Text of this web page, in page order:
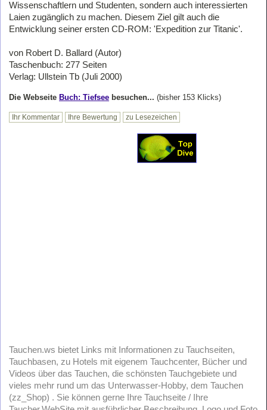
Wissenschaftlern und Studenten, sondern auch interessierten
Laien zugänglich zu machen. Diesem Ziel gilt auch die
Entwicklung seiner ersten CD-ROM: 'Expedition zur Titanic'.
von Robert D. Ballard (Autor)
Taschenbuch: 277 Seiten
Verlag: Ullstein Tb (Juli 2000)
Die Webseite Buch: Tiefsee besuchen... (bisher 153 Klicks)
Ihr Kommentar Ihre Bewertung zu Lesezeichen
Tauchen.ws bietet Links mit Informationen zu Tauchseiten,
Tauchbasen, zu Hotels mit eigenem Tauchcenter, Bücher und
Videos über das Tauchen, die schönsten Tauchgebiete und
vieles mehr rund um das Unterwasser-Hobby, dem Tauchen
(zz_Shop) . Sie können gerne Ihre Tauchseite / Ihre